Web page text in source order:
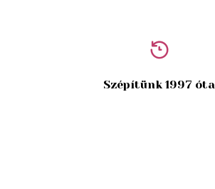
Szépítünk 1997 óta